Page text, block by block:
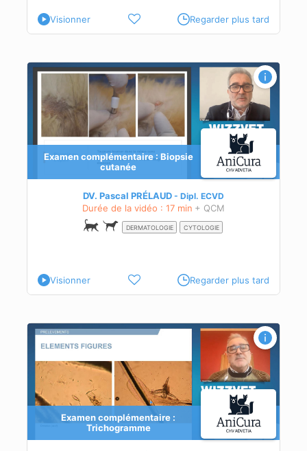
Visionner Regarder plus tard
Examen complémentaire : Biopsie
cutanée
DV. Pascal PRÉLAUD Dipl. ECVD
Durée de la vidéo : 17 min + QCM
DERMATOLOGIE CYTOLOGIE
Visionner Regarder plus tard
Examen complémentaire :
Trichogramme